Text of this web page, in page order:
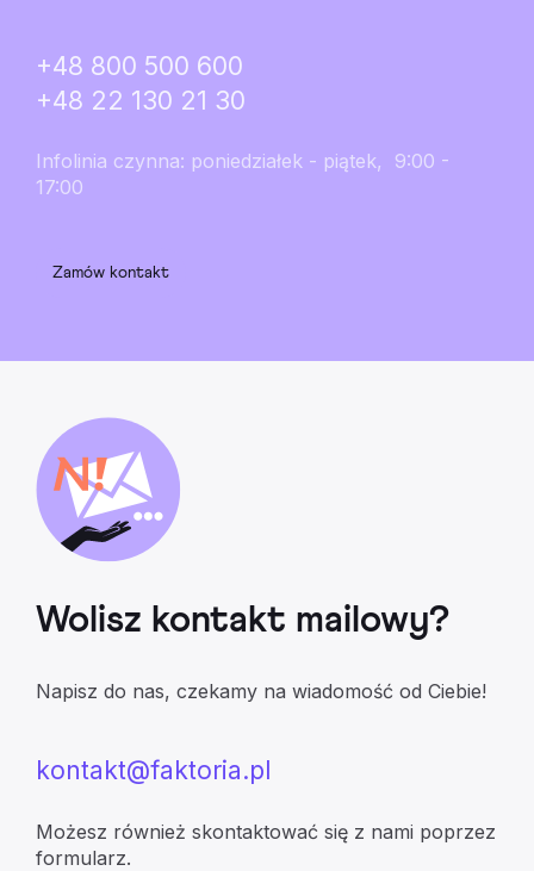
+48 800 500 600
+48 22 130 21 30
Infolinia czynna: poniedziałek - piątek, 9:00 -
17:00
Zamów kontakt
Wolisz kontakt mailowy?
Napisz do nas, czekamy na wiadomość od Ciebie!
kontakt@faktoria.pl
Możesz również skontaktować się z nami poprzez
formularz.